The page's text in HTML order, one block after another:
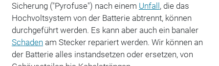
Sicherung ("Pyrofuse") nach einem Unfall, die das
Hochvoltsystem von der Batterie abtrennt, können
durchgeführt werden. Es kann aber auch ein banaler
Schaden am Stecker repariert werden. Wir können an
der Batterie alles instandsetzen oder ersetzen, von